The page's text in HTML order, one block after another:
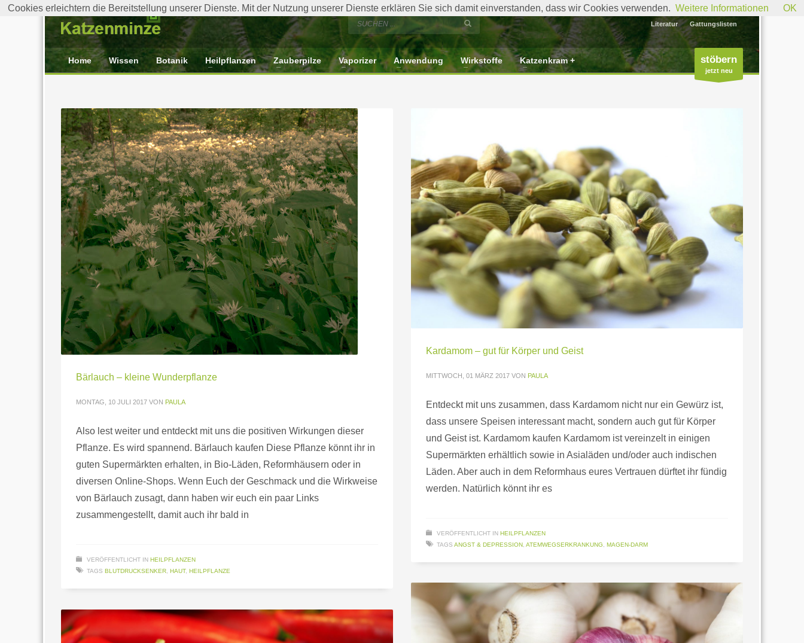
Literatur Gattungslisten
Home Wissen Botanik Heilpflanzen Zauberpilze Vaporizer Anwendung Wirkstoffe Katzenkram + stöbern
jetzt neu
Bärlauch – kleine Wunderpflanze
MONTAG, 10 JULI 2017 VON PAULA
Also lest weiter und entdeckt mit uns die positiven Wirkungen dieser
Pflanze. Es wird spannend. Bärlauch kaufen Diese Pflanze könnt ihr in
guten Supermärkten erhalten, in Bio-Läden, Reformhäusern oder in
diversen Online-Shops. Wenn Euch der Geschmack und die Wirkweise
von Bärlauch zusagt, dann haben wir euch ein paar Links
zusammengestellt, damit auch ihr bald in
VERÖFFENTLICHT IN HEILPFLANZEN
TAGS BLUTDRUCKSENKER HAUT, HEILPFLANZE
Kardamom – gut für Körper und Geist
MITTWOCH, 01 MÄRZ 2017 VON PAULA
Entdeckt mit uns zusammen, dass Kardamom nicht nur ein Gewürz ist,
dass unsere Speisen interessant macht, sondern auch gut für Körper
und Geist ist. Kardamom kaufen Kardamom ist vereinzelt in einigen
Supermärkten erhältlich sowie in Asialäden und/oder auch indischen
Läden. Aber auch in dem Reformhaus eures Vertrauen dürftet ihr fündig
werden. Natürlich könnt ihr es
VERÖFFENTLICHT IN HEILPFLANZEN
TAGS ANGST & DEPRESSION ATEMWEGSERKRANKUNG MAGEN-DARM
Cookies erleichtern die Bereitstellung unserer Dienste. Mit der Nutzung unserer Dienste erklären Sie sich damit einverstanden, dass wir Cookies verwenden. Weitere Informationen OK